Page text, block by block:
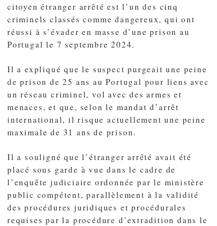
citoyen étranger arrêté est l’un des cinq
criminels classés comme dangereux, qui ont
réussi à s’évader en masse d’une prison au
Portugal le 7 septembre 2024.
Il a expliqué que le suspect purgeait une peine
de prison de 25 ans au Portugal pour liens avec
un réseau criminel, vol avec des armes et
menaces, et que, selon le mandat d’arrêt
international, il risque actuellement une peine
maximale de 31 ans de prison.
Il a souligné que l’étranger arrêté avait été
placé sous garde à vue dans le cadre de
l’enquête judiciaire ordonnée par le ministère
public compétent, parallèlement à la validité
des procédures juridiques et procédurales
requises par la procédure d’extradition dans le